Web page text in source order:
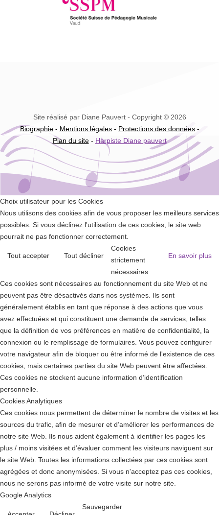
Site réalisé par Diane Pauvert - Copyright © 2026
Biographie- Mentions légales- Protections des données-
Plan du site- Harpiste Diane pauvert
Choix utilisateur pour les Cookies
Nous utilisons des cookies afin de vous proposer les meilleurs services
possibles. Si vous déclinez l'utilisation de ces cookies, le site web
pourrait ne pas fonctionner correctement.
Tout accepter Tout décliner En savoir plus
Cookies
strictement
nécessaires
Ces cookies sont nécessaires au fonctionnement du site Web et ne
peuvent pas être désactivés dans nos systèmes. Ils sont
généralement établis en tant que réponse à des actions que vous
avez effectuées et qui constituent une demande de services, telles
que la définition de vos préférences en matière de confidentialité, la
connexion ou le remplissage de formulaires. Vous pouvez configurer
votre navigateur afin de bloquer ou être informé de l'existence de ces
cookies, mais certaines parties du site Web peuvent être affectées.
Ces cookies ne stockent aucune information d’identification
personnelle.
Cookies Analytiques
Ces cookies nous permettent de déterminer le nombre de visites et les
sources du trafic, afin de mesurer et d’améliorer les performances de
notre site Web. Ils nous aident également à identifier les pages les
plus / moins visitées et d’évaluer comment les visiteurs naviguent sur
le site Web. Toutes les informations collectées par ces cookies sont
agrégées et donc anonymisées. Si vous n'acceptez pas ces cookies,
nous ne serons pas informé de votre visite sur notre site.
Google Analytics
Sauvegarder